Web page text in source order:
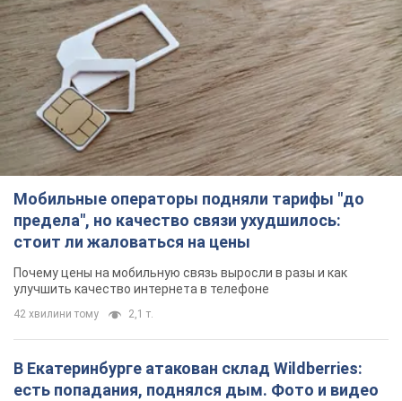
Мобильные операторы подняли тарифы "до
предела", но качество связи ухудшилось:
стоит ли жаловаться на цены
Почему цены на мобильную связь выросли в разы и как
улучшить качество интернета в телефоне
42 хвилини тому 2,1 т.
В Екатеринбурге атакован склад Wildberries:
есть попадания, поднялся дым. Фото и видео